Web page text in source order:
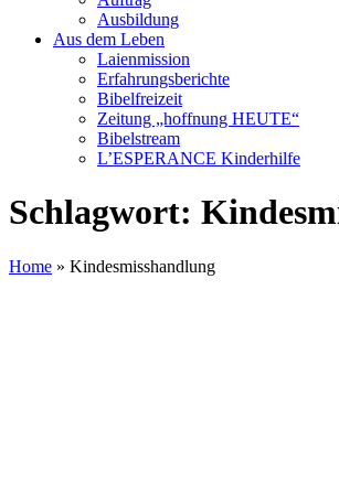
Ausbildung
Aus dem Leben
Laienmission
Erfahrungsberichte
Bibelfreizeit
Zeitung „hoffnung HEUTE“
Bibelstream
L’ESPERANCE Kinderhilfe
Schlagwort:
Home » Kindesmisshandlung